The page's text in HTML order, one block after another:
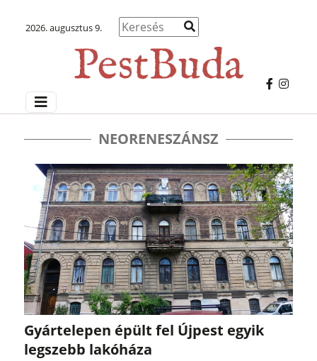
2026. augusztus 9.
NEORENESZÁNSZ
Gyártelepen épült fel Újpest egyik
legszebb lakóháza